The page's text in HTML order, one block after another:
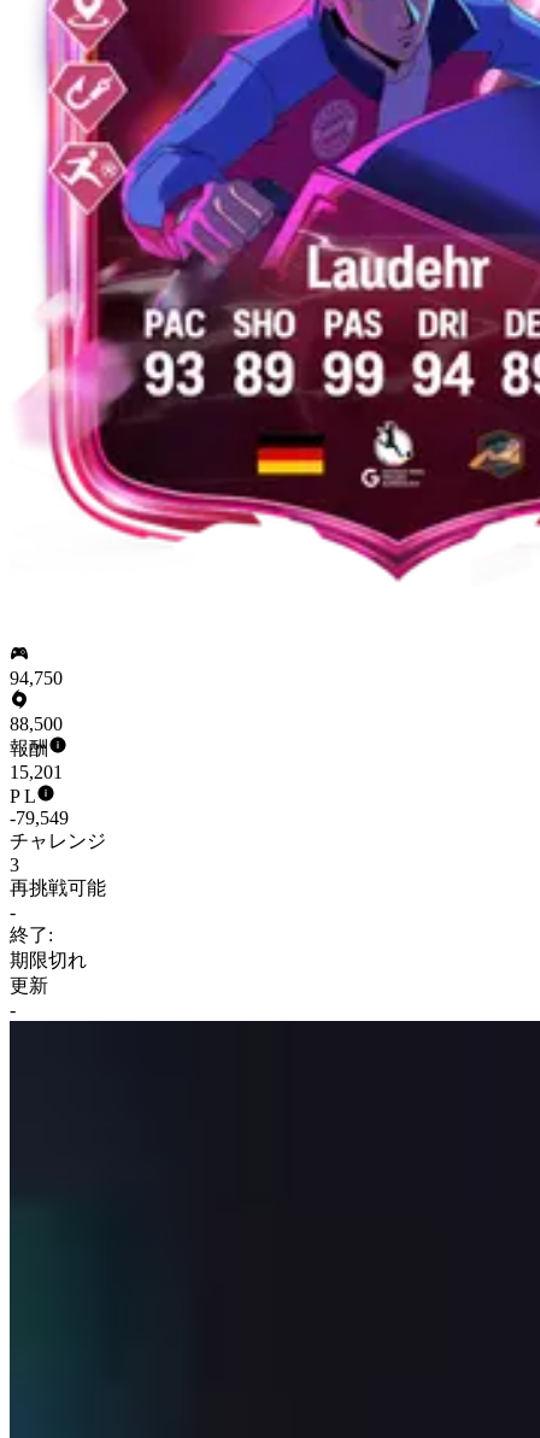
94,750
88,500
報酬
15,201
P L
-79,549
チャレンジ
3
再挑戦可能
-
終了:
期限切れ
更新
-